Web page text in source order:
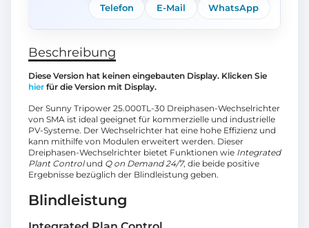
Telefon E-Mail WhatsApp
Beschreibung
Diese Version hat keinen eingebauten Display. Klicken Sie
hier für die Version mit Display.
Der Sunny Tripower 25.000TL-30 Dreiphasen-Wechselrichter
von SMA ist ideal geeignet für kommerzielle und industrielle
PV-Systeme. Der Wechselrichter hat eine hohe Effizienz und
kann mithilfe von Modulen erweitert werden. Dieser
Dreiphasen-Wechselrichter bietet Funktionen wie Integrated
Plant Controlund Q on Demand 24/7, die beide positive
Ergebnisse bezüglich der Blindleistung geben.
Blindleistung